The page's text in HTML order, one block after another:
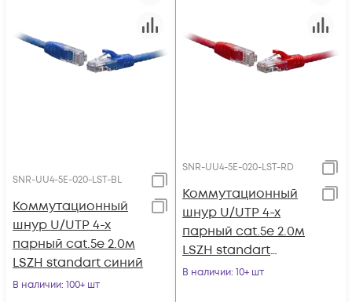
SNR-UU4-5E-020-LST-BL
Коммутационный
шнур U/UTP 4-х
парный cat.5e 2.0м
LSZH standart синий
В наличии: 100+ шт
SNR-UU4-5E-020-LST-RD
Коммутационный
шнур U/UTP 4-х
парный cat.5e 2.0м
LSZH standart
красный
В наличии: 10+ шт